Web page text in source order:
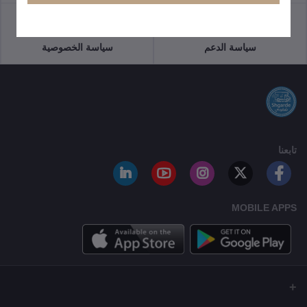
سياسة الدعم سياسة الخصوصية
تابعنا
MOBILE APPS